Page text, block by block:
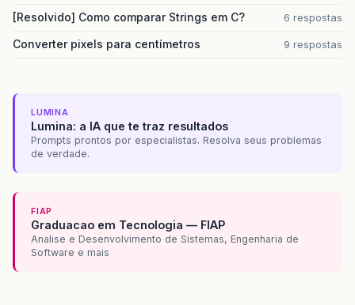
[Resolvido] Como comparar Strings em C? 6 respostas
Converter pixels para centímetros 9 respostas
LUMINA
Lumina: a IA que te traz resultados
Prompts prontos por especialistas. Resolva seus problemas
de verdade.
FIAP
Graduacao em Tecnologia — FIAP
Analise e Desenvolvimento de Sistemas, Engenharia de
Software e mais